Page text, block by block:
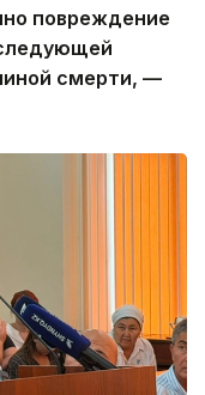
повреждение
смерти, —